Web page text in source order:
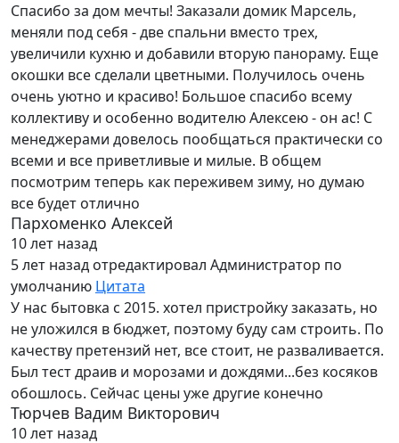
Спасибо за дом мечты! Заказали домик Марсель,
меняли под себя - две спальни вместо трех,
увеличили кухню и добавили вторую панораму. Еще
окошки все сделали цветными. Получилось очень
очень уютно и красиво! Большое спасибо всему
коллективу и особенно водителю Алексею - он ас! С
менеджерами довелось пообщаться практически со
всеми и все приветливые и милые. В общем
посмотрим теперь как переживем зиму, но думаю
все будет отлично
Пархоменко Алексей
10 лет назад
5 лет назад отредактировал Администратор по
умолчанию Цитата
У нас бытовка с 2015. хотел пристройку заказать, но
не уложился в бюджет, поэтому буду сам строить. По
качеству претензий нет, все стоит, не разваливается.
Был тест драив и морозами и дождями...без косяков
обошлось. Сейчас цены уже другие конечно
Тюрчев Вадим Викторович
10 лет назад